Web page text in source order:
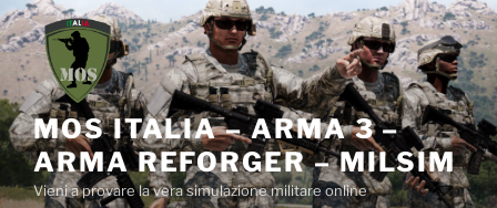
Salta
al
contenuto
MOS ITALIA – ARMA 3 –
ARMA REFORGER – MILSIM
Vieni a provare la vera simulazione militare online